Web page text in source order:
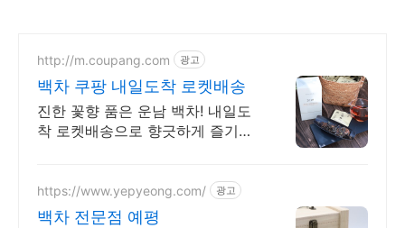
http://m.coupang.com 광고
백차 쿠팡 내일도착 로켓배송
진한 꽃향 품은 운남 백차! 내일도
착 로켓배송으로 향긋하게 즐기세
https://www.yepyeong.com/ 광고
백차 전문점 예평